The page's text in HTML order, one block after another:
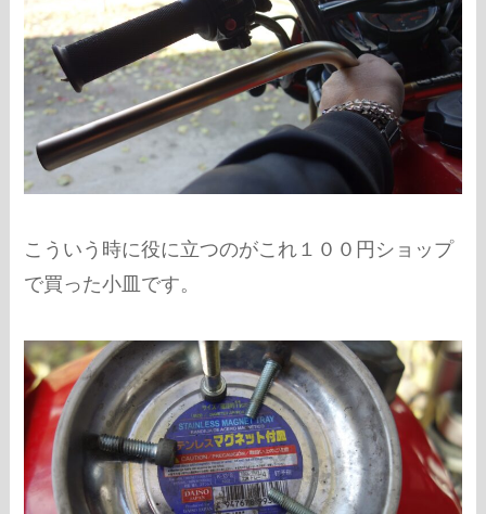
こういう時に役に立つのがこれ１００円ショップ
で買った小皿です。